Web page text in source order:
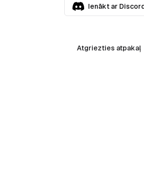
Ienākt ar
Atgriezties atpakaļ